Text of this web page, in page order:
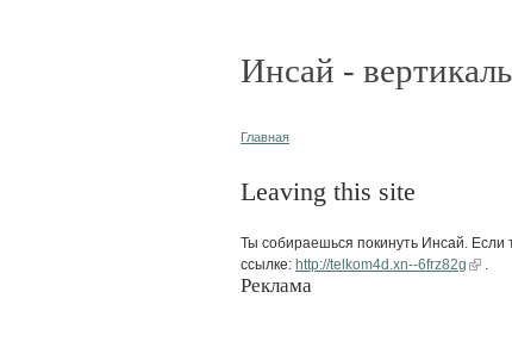
Инсай -
Главная
Leaving this site
Ты собираешься покинуть Инсай. Если
ссылке: http://telkom4d.xn--6frz82g
Реклама